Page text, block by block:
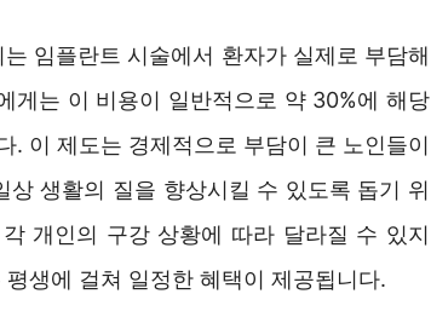
임플란트 시술에서 환자가 실제로 부담해
게는 이 비용이 일반적으로 약 30%에 해당
. 이 제도는 경제적으로 부담이 큰 노인들이
생활의 질을 향상시킬 수 있도록 돕기 위
개인의 구강 상황에 따라 달라질 수 있지
생에 걸쳐 일정한 혜택이 제공됩니다.